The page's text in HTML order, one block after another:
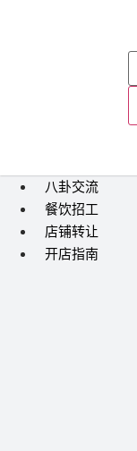
八卦交流
餐饮招工
店铺转让
开店指南